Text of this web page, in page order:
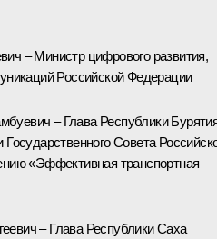
– Министр цифрового развития,
Российской Федерации
– Глава Республики
Совета
«Эффективная транспортная
– Глава Республики Саха